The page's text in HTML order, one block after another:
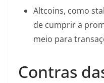
Altcoins, como
de cumprir a
meio para
Contras